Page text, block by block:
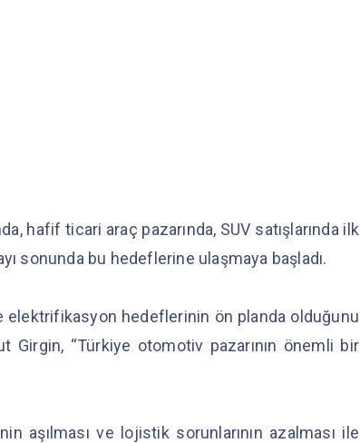
hafif ticari araç pazarında, SUV satışlarında ilk
sonunda bu hedeflerine ulaşmaya başladı.
elektrifikasyon hedeflerinin ön planda olduğunu
Girgin, “Türkiye otomotiv pazarının önemli bir
aşılması ve lojistik sorunlarının azalması ile